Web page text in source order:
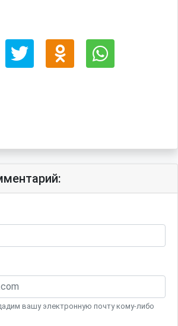
вашу электронную почту кому-либо